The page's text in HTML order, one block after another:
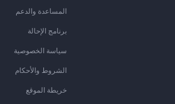
المساعدة والدعم
برنامج الإحالة
سياسة الخصوصية
الشروط والأحكام
خريطة الموقع